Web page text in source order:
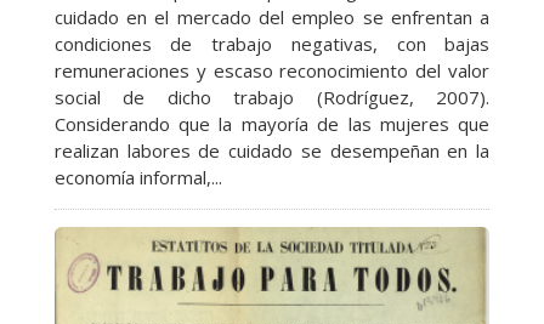
cuidado en el mercado del empleo se enfrentan a
condiciones de trabajo negativas, con bajas
remuneraciones y escaso reconocimiento del valor
social de dicho trabajo (Rodríguez, 2007).
Considerando que la mayoría de las mujeres que
realizan labores de cuidado se desempeñan en la
economía informal,...